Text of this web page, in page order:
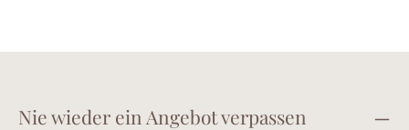
Nie wieder ein Angebot verpassen